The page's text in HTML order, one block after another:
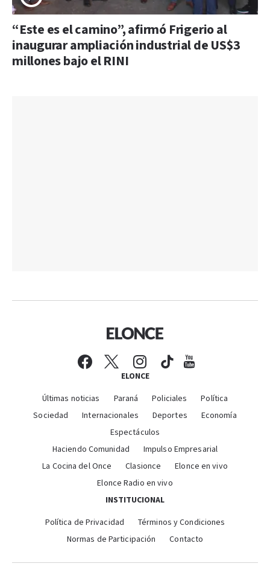
“Este es el camino”, afirmó Frigerio al
inaugurar ampliación industrial de US$3
millones bajo el RINI
ELONCE
Últimas noticias Paraná Policiales
Política
Sociedad
Internacionales Deportes
Economía
Espectáculos
Haciendo Comunidad
Impulso Empresarial
La Cocina del Once
Clasionce
Elonce en vivo
Elonce Radio en vivo
INSTITUCIONAL
Política de Privacidad
Términos y Condiciones
Normas de Participación
Contacto